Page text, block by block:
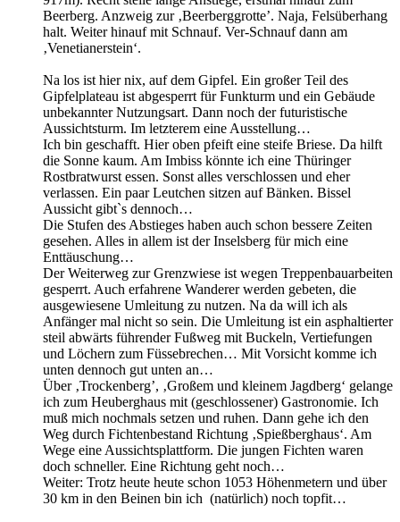
Beerberg. Anzweig zur ‚Beerberggrotte’. Naja, Felsüberhang
halt. Weiter hinauf mit Schnauf. Ver-Schnauf dann am
‚Venetianerstein‘.
Na los ist hier nix, auf dem Gipfel. Ein großer Teil des
Gipfelplateau ist abgesperrt für Funkturm und ein Gebäude
unbekannter Nutzungsart. Dann noch der futuristische
Aussichtsturm. Im letzterem eine Ausstellung…
Ich bin geschafft. Hier oben pfeift eine steife Briese. Da hilft
die Sonne kaum. Am Imbiss könnte ich eine Thüringer
Rostbratwurst essen. Sonst alles verschlossen und eher
verlassen. Ein paar Leutchen sitzen auf Bänken. Bissel
Aussicht gibt`s dennoch…
Die Stufen des Abstieges haben auch schon bessere Zeiten
gesehen. Alles in allem ist der Inselsberg für mich eine
Enttäuschung…
Der Weiterweg zur Grenzwiese ist wegen Treppenbauarbeiten
gesperrt. Auch erfahrene Wanderer werden gebeten, die
ausgewiesene Umleitung zu nutzen. Na da will ich als
Anfänger mal nicht so sein. Die Umleitung ist ein asphaltierter
steil abwärts führender Fußweg mit Buckeln, Vertiefungen
und Löchern zum Füssebrechen… Mit Vorsicht komme ich
unten dennoch gut unten an…
Über ‚Trockenberg’, ‚Großem und kleinem Jagdberg‘ gelange
ich zum Heuberghaus mit (geschlossener) Gastronomie. Ich
muß mich nochmals setzen und ruhen. Dann gehe ich den
Weg durch Fichtenbestand Richtung ‚Spießberghaus‘. Am
Wege eine Aussichtsplattform. Die jungen Fichten waren
doch schneller. Eine Richtung geht noch…
Weiter: Trotz heute heute schon 1053 Höhenmetern und über
30 km in den Beinen bin ich (natürlich) noch topfit…